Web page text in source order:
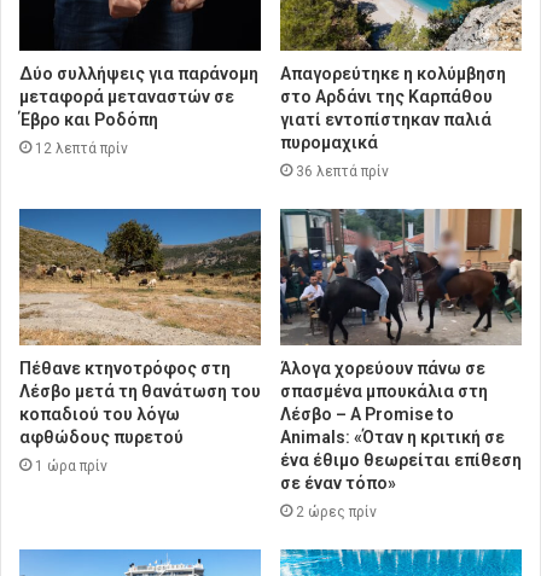
Δύο συλλήψεις για παράνομη
μεταφορά μεταναστών σε
Έβρο και Ροδόπη
12 λεπτά πρίν
Απαγορεύτηκε η κολύμβηση
στο Αρδάνι της Καρπάθου
γιατί εντοπίστηκαν παλιά
πυρομαχικά
36 λεπτά πρίν
Πέθανε κτηνοτρόφος στη
Λέσβο μετά τη θανάτωση του
κοπαδιού του λόγω
αφθώδους πυρετού
1 ώρα πρίν
Άλογα χορεύουν πάνω σε
σπασμένα μπουκάλια στη
Λέσβο – A Promise to
Animals: «Όταν η κριτική σε
ένα έθιμο θεωρείται επίθεση
σε έναν τόπο»
2 ώρες πρίν